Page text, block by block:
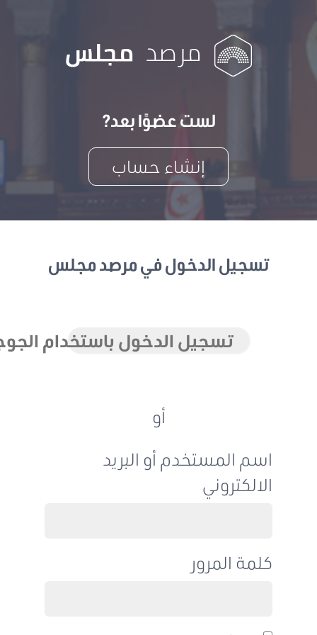
لست عضوًا بعد?
إنشاء حساب
تسجيل الدخول في مرصد مجلس
تسجيل الدخول باستخدام الجوجل
اسم المستخدم أو البريد
الالكتروني
كلمة المرور